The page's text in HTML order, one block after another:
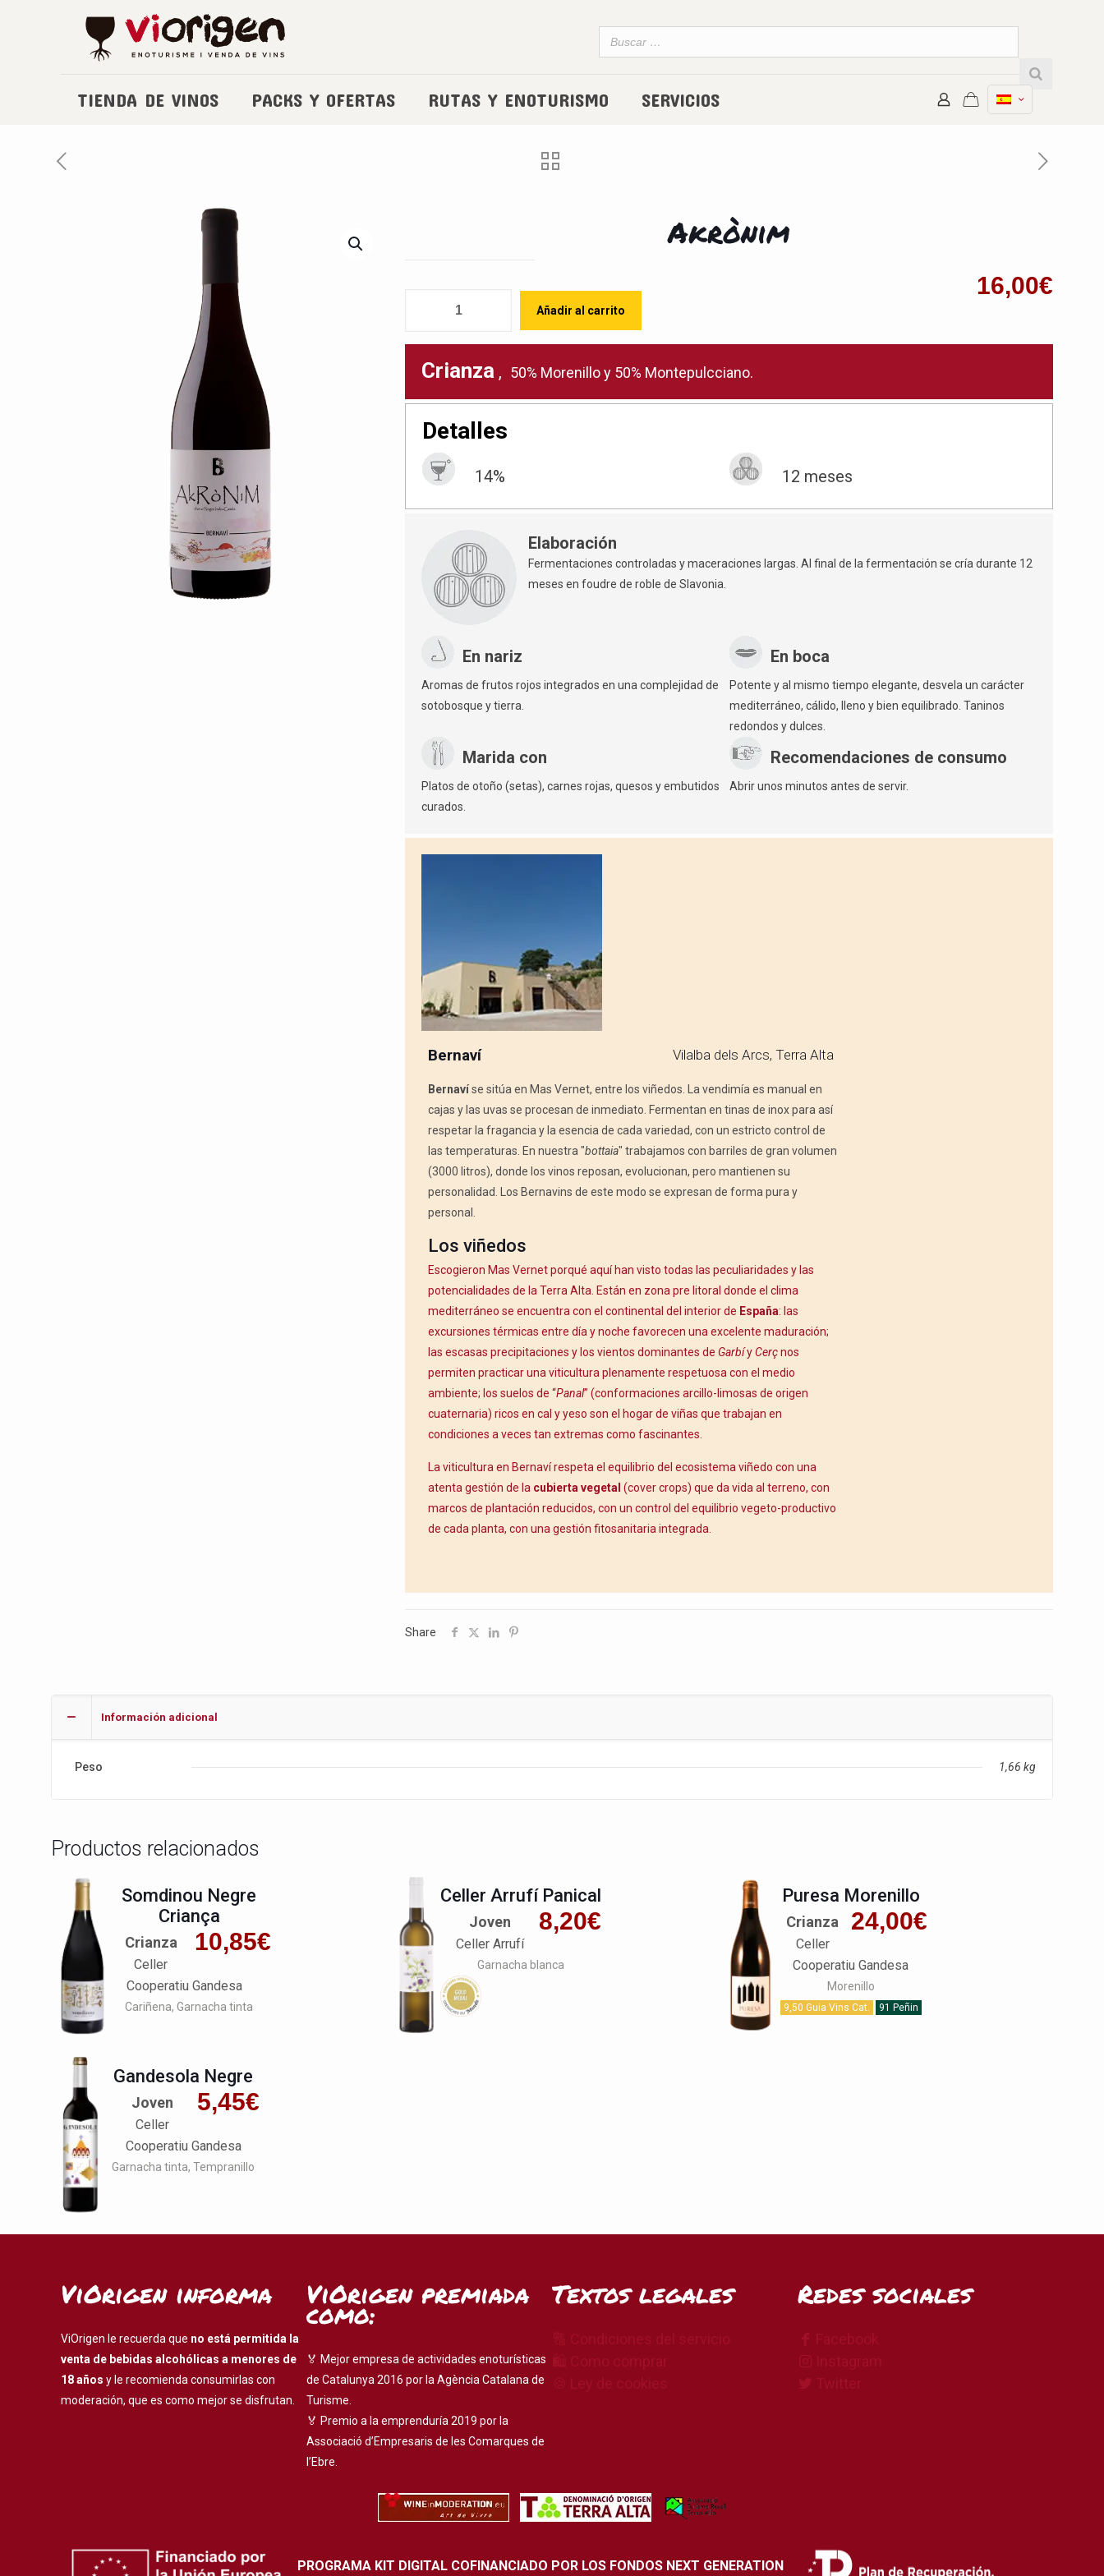
TIENDA DE VINOS PACKS Y OFERTAS RUTAS Y ENOTURISMO SERVICIOS
Akrònim
16,00€
Añadir al carrito
Crianza , 50% Morenillo y 50% Montepulcciano.
Detalles
14% 12 meses
Elaboración
Fermentaciones controladas y maceraciones largas. Al final de la fermentación se cría durante 12
meses en foudre de roble de Slavonia.
En nariz
Aromas de frutos rojos integrados en una complejidad de
sotobosque y tierra.
En boca
Potente y al mismo tiempo elegante, desvela un carácter
mediterráneo, cálido, lleno y bien equilibrado. Taninos
redondos y dulces.
Marida con
Platos de otoño (setas), carnes rojas, quesos y embutidos
curados.
Recomendaciones de consumo
Abrir unos minutos antes de servir.
Bernaví Vilalba dels Arcs, Terra Alta
Bernavíse sitúa en Mas Vernet, entre los viñedos. La vendimía es manual en
cajas y las uvas se procesan de inmediato. Fermentan en tinas de inox para así
respetar la fragancia y la esencia de cada variedad, con un estricto control de
las temperaturas. En nuestra "bottaia" trabajamos con barriles de gran volumen
(3000 litros), donde los vinos reposan, evolucionan, pero mantienen su
personalidad. Los Bernavins de este modo se expresan de forma pura y
personal.
Los viñedos
Escogieron Mas Vernet porqué aquí han visto todas las peculiaridades y las
potencialidades de la Terra Alta. Están en zona pre litoral donde el clima
mediterráneo se encuentra con el continental del interior de España: las
excursiones térmicas entre día y noche favorecen una excelente maduración;
las escasas precipitaciones y los vientos dominantes de GarbíyCerçnos
permiten practicar una viticultura plenamente respetuosa con el medio
ambiente; los suelos de “Panal” (conformaciones arcillo-limosas de origen
cuaternaria) ricos en cal y yeso son el hogar de viñas que trabajan en
condiciones a veces tan extremas como fascinantes.
La viticultura en Bernaví respeta el equilibrio del ecosistema viñedo con una
atenta gestión de la cubierta vegetal (cover crops) que da vida al terreno, con
marcos de plantación reducidos, con un control del equilibrio vegeto-productivo
de cada planta, con una gestión fitosanitaria integrada.
Share
Información adicional
Peso 1,66 kg
Productos relacionados
Somdinou Negre
Criança
10,85€
Crianza
Celler
Cooperatiu Gandesa
Cariñena Garnacha tinta
Celler Arrufí Panical
8,20€
Joven
Celler Arrufí
Garnacha blanca
Puresa Morenillo
24,00€
Crianza
Celler
Cooperatiu Gandesa
Morenillo
9,50 Guia Vins Cat. 91 Peñin
Gandesola Negre
5,45€
Joven
Celler
Cooperatiu Gandesa
Garnacha tinta Tempranillo
ViOrigen informa
ViOrigen le recuerda que no está permitida la
venta de bebidas alcohólicas a menores de
18 años y le recomienda consumirlas con
moderación, que es como mejor se disfrutan.
ViOrigen premiada
como:
🏅 Mejor empresa de actividades enoturísticas
de Catalunya 2016 por la Agència Catalana de
Turisme.
🏅 Premio a la emprenduría 2019 por la
Associació d’Empresaris de les Comarques de
l’Ebre.
Textos legales Redes sociales
PROGRAMA KIT DIGITAL COFINANCIADO POR LOS FONDOS NEXT GENERATION